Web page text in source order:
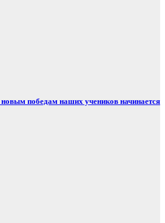
победам наших учеников начинается